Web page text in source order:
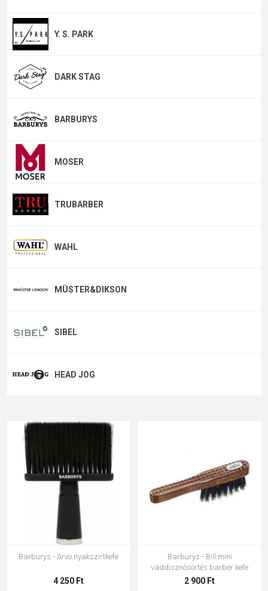
Y. S. PARK
DARK STAG
BARBURYS
MOSER
TRUBARBER
WAHL
MÜSTER&DIKSON
SIBEL
HEAD JOG
Barburys - Arvo nyakszirtkefe
4 250 Ft
Barburys - Bill mini
vaddisznósörtés barber kefe
2 900 Ft